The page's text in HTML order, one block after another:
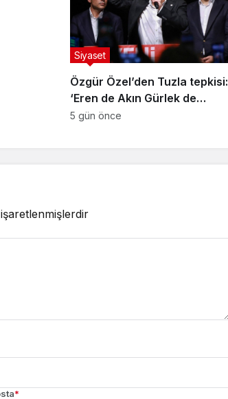
Özgür Özel’den Tuzla tepkisi:
‘Eren de Akın Gürlek de
hesap verecek’
Siyaset
5 gün önce
*